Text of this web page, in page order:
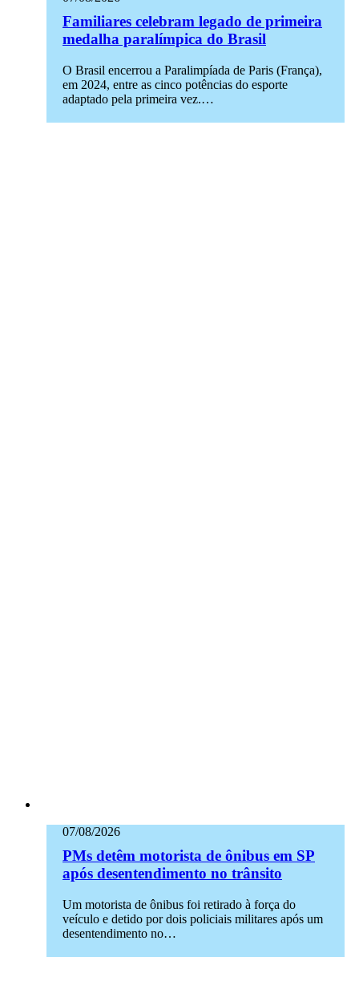
Familiares celebram legado de primeira
medalha paralímpica do Brasil
O Brasil encerrou a Paralimpíada de Paris (França),
em 2024, entre as cinco potências do esporte
adaptado pela primeira vez.…
07/08/2026
PMs detêm motorista de ônibus em SP
após desentendimento no trânsito
Um motorista de ônibus foi retirado à força do
veículo e detido por dois policiais militares após um
desentendimento no…